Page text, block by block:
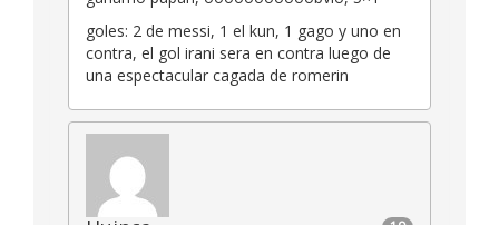
goles: 2 de messi, 1 el kun, 1 gago y uno en
contra, el gol irani sera en contra luego de
una espectacular cagada de romerin